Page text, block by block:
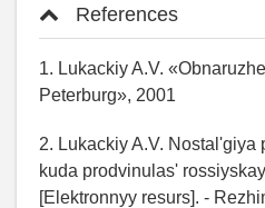
References
1. Lukackiy A.V.
Peterburg», 2001
2. Lukackiy A.V.
kuda prodvinulas'
[Elektronnyy resurs]. -